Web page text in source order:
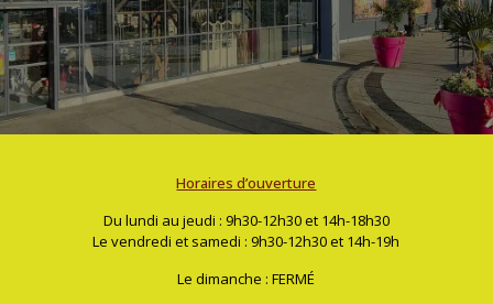
Horaires d’ouverture
Du lundi au jeudi : 9h30-12h30 et 14h-18h30
Le vendredi et samedi : 9h30-12h30 et 14h-19h
Le dimanche : FERMÉ